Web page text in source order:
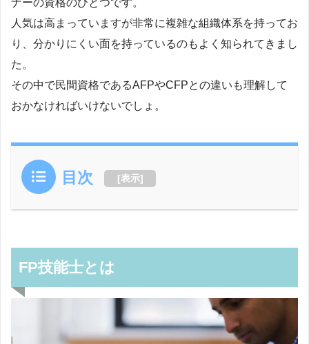
人気は高まっていますが非常に複雑な組織体系を持ってお
り、分かりにくい面を持っているのもよく知られてきまし
た。
その中で民間資格であるAFPやCFPとの違いも理解して
おかなければいけないでしょ。
目次 [表示]
FP技能士とは